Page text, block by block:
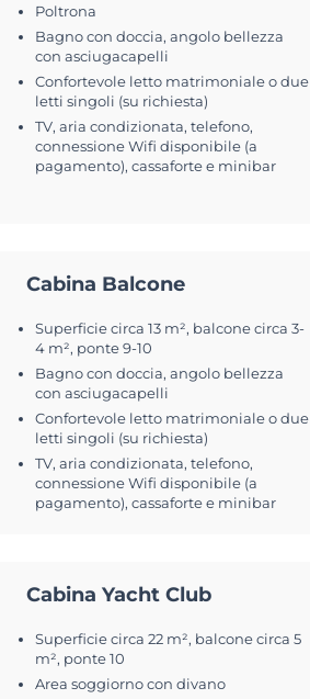
Poltrona
Bagno con doccia, angolo bellezza
con asciugacapelli
Confortevole letto matrimoniale o due
letti singoli (su richiesta)
TV, aria condizionata, telefono,
connessione Wifi disponibile (a
pagamento), cassaforte e minibar
Cabina Balcone
Superficie circa 13 m², balcone circa 3-
4 m², ponte 9-10
Bagno con doccia, angolo bellezza
con asciugacapelli
Confortevole letto matrimoniale o due
letti singoli (su richiesta)
TV, aria condizionata, telefono,
connessione Wifi disponibile (a
pagamento), cassaforte e minibar
Cabina Yacht Club
Superficie circa 22 m², balcone circa 5
m², ponte 10
Area soggiorno con divano